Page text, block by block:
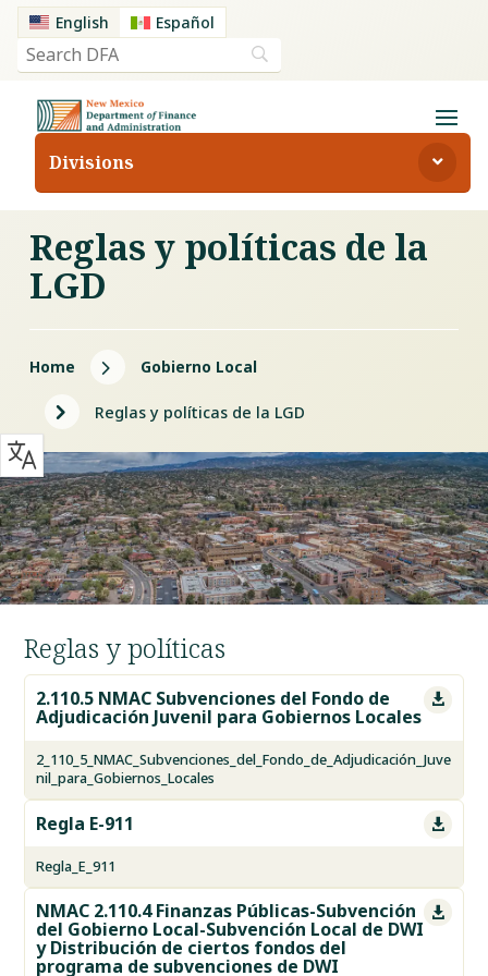
English Español
Divisions
Reglas y políticas de la
LGD
Home 5 Gobierno Local
5 Reglas y políticas de la LGD
Reglas y políticas

2.110.5 NMAC Subvenciones del Fondo de
Adjudicación Juvenil para Gobiernos Locales
2_110_5_NMAC_Subvenciones_del_Fondo_de_Adjudicación_Juve
nil_para_Gobiernos_Locales

Regla E-911
Regla_E_911

NMAC 2.110.4 Finanzas Públicas-Subvención
del Gobierno Local-Subvención Local de DWI
y Distribución de ciertos fondos del
programa de subvenciones de DWI